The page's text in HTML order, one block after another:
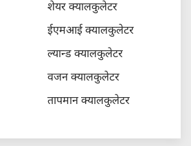
शेयर क्यालकुलेटर
ईएमआई क्यालकुलेटर
ल्यान्ड क्यालकुलेटर
वजन क्यालकुलेटर
तापमान क्यालकुलेटर